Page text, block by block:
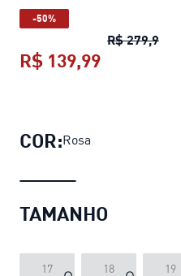
-50%
R$ 279,9
R$ 139,99
COR:Rosa
TAMANHO
17 18 19